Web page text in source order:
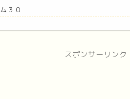
３０
スポンサーリンク